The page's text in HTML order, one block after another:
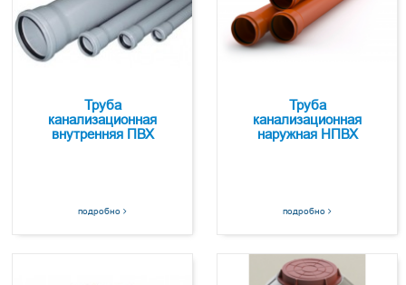
Труба
канализационная
внутренняя ПВХ
подробно
Труба
канализационная
наружная НПВХ
подробно